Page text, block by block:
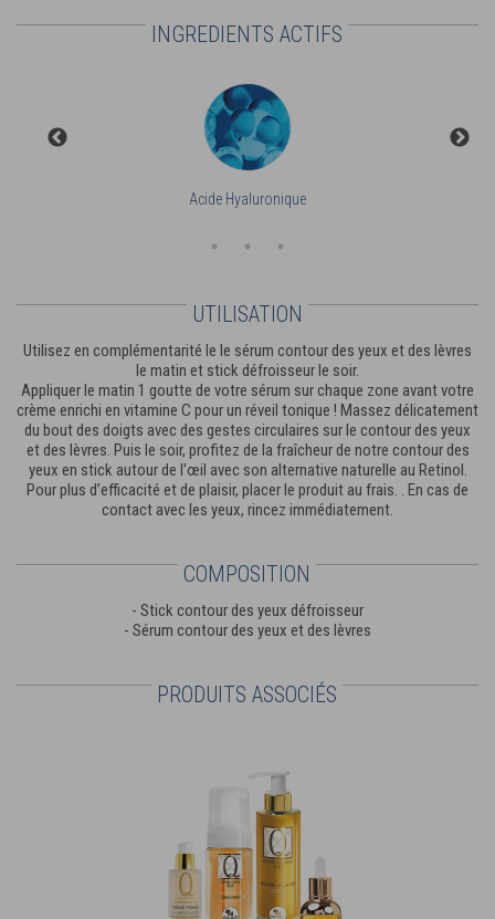
INGREDIENTS ACTIFS
Acide Hyaluronique
UTILISATION
Utilisez en complémentarité le le sérum contour des yeux et des lèvres
le matin et stick défroisseur le soir.
Appliquer le matin 1 goutte de votre sérum sur chaque zone avant votre
crème enrichi en vitamine C pour un réveil tonique ! Massez délicatement
du bout des doigts avec des gestes circulaires sur le contour des yeux
et des lèvres. Puis le soir, profitez de la fraîcheur de notre contour des
yeux en stick autour de l’œil avec son alternative naturelle au Retinol.
Pour plus d’efficacité et de plaisir, placer le produit au frais. . En cas de
contact avec les yeux, rincez immédiatement.
COMPOSITION
- Stick contour des yeux défroisseur
- Sérum contour des yeux et des lèvres
PRODUITS ASSOCIÉS